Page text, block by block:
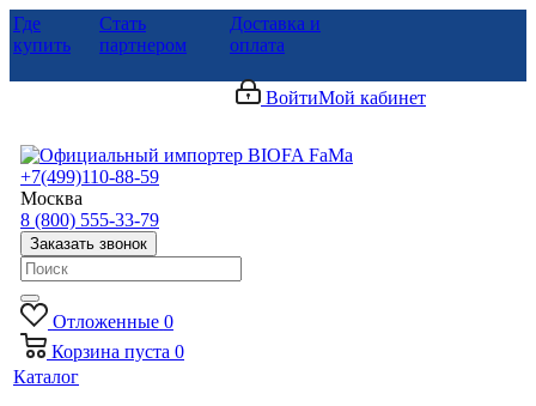
Где
купить
Стать
партнером
Доставка и
оплата
ВойтиМой кабинет
+7(499)110-88-59
Москва
8 (800) 555-33-79
Заказать звонок
Отложенные 0
Корзина пуста 0
Каталог